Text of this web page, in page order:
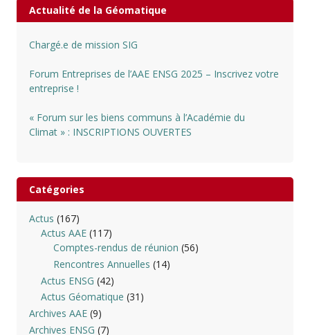
Actualité de la Géomatique
Chargé.e de mission SIG
Forum Entreprises de l’AAE ENSG 2025 – Inscrivez votre
entreprise !
« Forum sur les biens communs à l’Académie du
Climat » : INSCRIPTIONS OUVERTES
Catégories
Actus (167)
Actus AAE (117)
Comptes-rendus de réunion (56)
Rencontres Annuelles (14)
Actus ENSG (42)
Actus Géomatique (31)
Archives AAE(9)
Archives ENSG (7)